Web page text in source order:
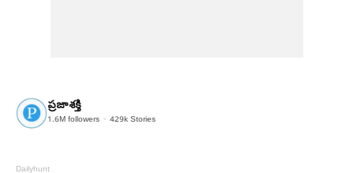
ప్రజాశక్తి
1.6M followers 429k Stories
Dailyhunt